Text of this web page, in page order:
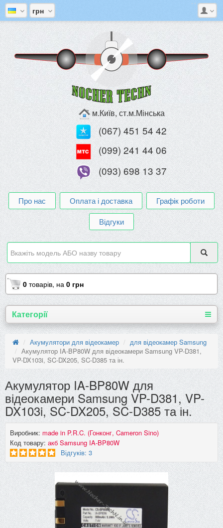
грн
м.Київ, ст.м.Мінська
(067) 451 54 42
(099) 241 44 06
(093) 698 13 37
Про нас Оплата і доставка
Графік роботи
Відгуки
0 товарів, на 0 грн
Категорії
Акумулятори для відеокамер
для відеокамер Samsung
Акумулятор IA-BP80W для відеокамери Samsung VP-D381,
VP-DX103i, SC-DX205, SC-D385 та ін.
Акумулятор IA-BP80W для
відеокамери Samsung VP-D381, VP-
DX103i, SC-DX205, SC-D385 та ін.
Виробник: made in P.R.C. (Гонконг, Cameron Sino)
Код товару: акб Samsung IA-BP80W
Відгуків: 3